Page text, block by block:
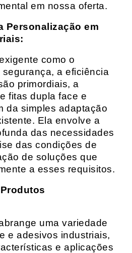
em nossa oferta.
Personalização em
como o
a eficiência
primordiais, a
fitas dupla face e
da simples adaptação
Ela envolve a
das necessidades
das condições de
de soluções que
a esses requisitos.
uma variedade
e adesivos industriais,
e aplicações